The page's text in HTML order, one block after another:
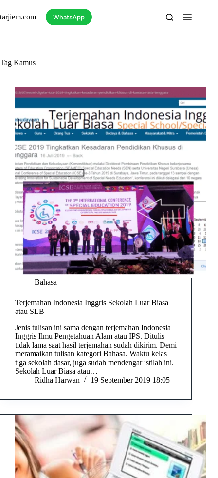
content
tarjiem.com WhatsApp
Tag Kamus
Bahasa
Terjemahan Indonesia Inggris Sekolah Luar Biasa
atau SLB
Jenis tulisan ini sama dengan terjemahan Indonesia
Inggris Ilmu Pengetahuan Alam atau IPS. Ditulis
tidak lama saat hasil terjemahan sudah dikirim. Demi
meramaikan tulisan kategori Bahasa. Waktu kelas
tiga sekolah dasar, juga sudah mendengar istilah ini.
Sekolah Luar Biasa atau…
Ridha Harwan
19 September 2019 18:05